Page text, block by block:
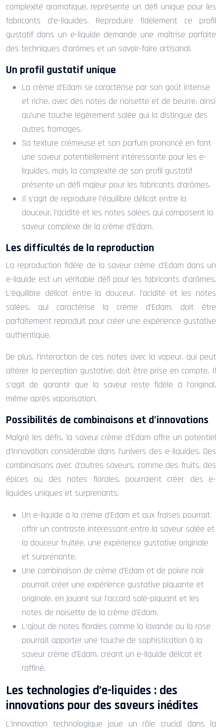
complexité aromatique, représente un défi unique pour les
fabricants d’e-liquides. Reproduire fidèlement ce profil
gustatif dans un e-liquide demande une maîtrise parfaite
des techniques d’arômes et un savoir-faire artisanal.
Un profil gustatif unique
La crème d’Edam se caractérise par son goût intense
et riche, avec des notes de noisette et de beurre, ainsi
qu’une touche légèrement salée qui la distingue des
autres fromages.
Sa texture crémeuse et son parfum prononcé en font
une saveur potentiellement intéressante pour les e-
liquides, mais la complexité de son profil gustatif
présente un défi majeur pour les fabricants d’arômes.
Il s’agit de reproduire l’équilibre délicat entre la
douceur, l’acidité et les notes salées qui composent la
saveur complexe de la crème d’Edam.
Les difficultés de la reproduction
La reproduction fidèle de la saveur crème d’Edam dans un
e-liquide est un véritable défi pour les fabricants d’arômes.
L’équilibre délicat entre la douceur, l’acidité et les notes
salées, qui caractérise la crème d’Edam, doit être
parfaitement reproduit pour créer une expérience gustative
authentique.
De plus, l’interaction de ces notes avec la vapeur, qui peut
altérer la perception gustative, doit être prise en compte. Il
s’agit de garantir que la saveur reste fidèle à l’original,
même après vaporisation.
Possibilités de combinaisons et d’innovations
Malgré les défis, la saveur crème d’Edam offre un potentiel
d’innovation considérable dans l’univers des e-liquides. Des
combinaisons avec d’autres saveurs, comme des fruits, des
épices ou des notes florales, pourraient créer des e-
liquides uniques et surprenants.
Un e-liquide à la crème d’Edam et aux fraises pourrait
offrir un contraste intéressant entre la saveur salée et
la douceur fruitée, une expérience gustative originale
et surprenante.
Une combinaison de crème d’Edam et de poivre noir
pourrait créer une expérience gustative piquante et
originale, en jouant sur l’accord salé-piquant et les
notes de noisette de la crème d’Edam.
L’ajout de notes florales comme la lavande ou la rose
pourrait apporter une touche de sophistication à la
saveur crème d’Edam, créant un e-liquide délicat et
raffiné.
Les technologies d’e-liquides : des
innovations pour des saveurs inédites
L’innovation technologique joue un rôle crucial dans la